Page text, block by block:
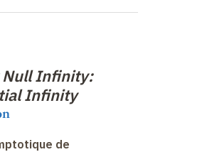
Infinity:
Infinity
de